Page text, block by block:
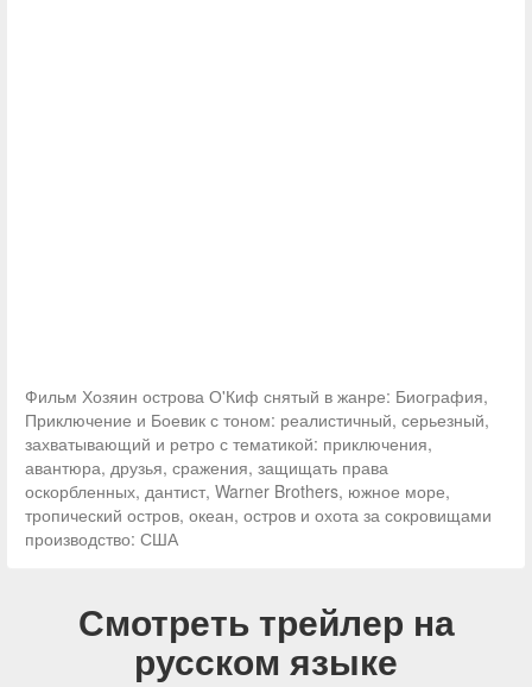
Фильм Хозяин острова О'Киф снятый в жанре: Биография,
Приключение и Боевик с тоном: реалистичный, серьезный,
захватывающий и ретро с тематикой: приключения,
авантюра, друзья, сражения, защищать права
оскорбленных, дантист, Warner Brothers, южное море,
тропический остров, океан, остров и охота за сокровищами
производство: США
Смотреть трейлер на
русском языке